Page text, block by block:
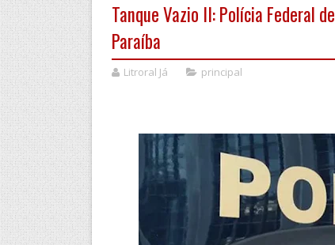
Tanque Vazio II: Polícia Federal
Paraíba
Litroral Já principal